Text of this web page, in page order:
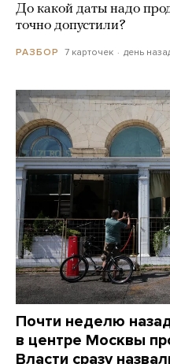
До какой даты надо
точно допустили?
РАЗБОР 7 карточек день
Почти неделю
в центре Москвы
Власти сразу